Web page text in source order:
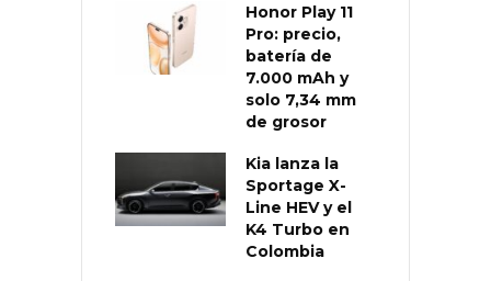
Honor Play 11
Pro: precio,
batería de
7.000 mAh y
solo 7,34 mm
de grosor
Kia lanza la
Sportage X-
Line HEV y el
K4 Turbo en
Colombia